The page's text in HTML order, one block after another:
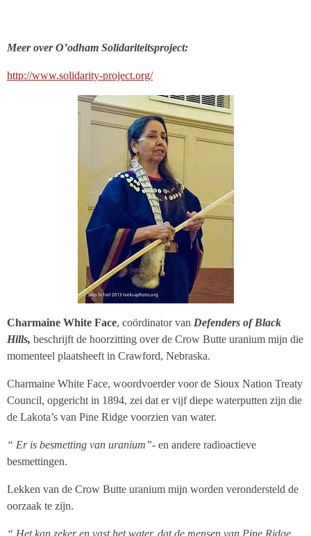
Meer over O’odham Solidariteitsproject:
http://www.solidarity-project.org/
Charmaine White Face, coördinator van Defenders of Black
Hills, beschrijft de hoorzitting over de Crow Butte uranium mijn die
momenteel plaatsheeft in Crawford, Nebraska.
Charmaine White Face, woordvoerder voor de Sioux Nation Treaty
Council, opgericht in 1894, zei dat er vijf diepe waterputten zijn die
de Lakota’s van Pine Ridge voorzien van water.
“ Er is besmetting van uranium”- en andere radioactieve
besmettingen.
Lekken van de Crow Butte uranium mijn worden verondersteld de
oorzaak te zijn.
“ Het kan zeker en vast het water, dat de mensen van Pine Ridge